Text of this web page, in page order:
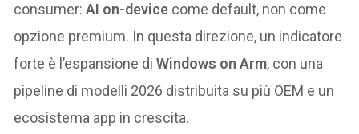
consumer:AI on-device come default, non come
opzione premium. In questa direzione, un indicatore
forte è l’espansione diWindows on Arm, con una
pipeline di modelli 2026 distribuita su più OEM e un
ecosistema app in crescita.